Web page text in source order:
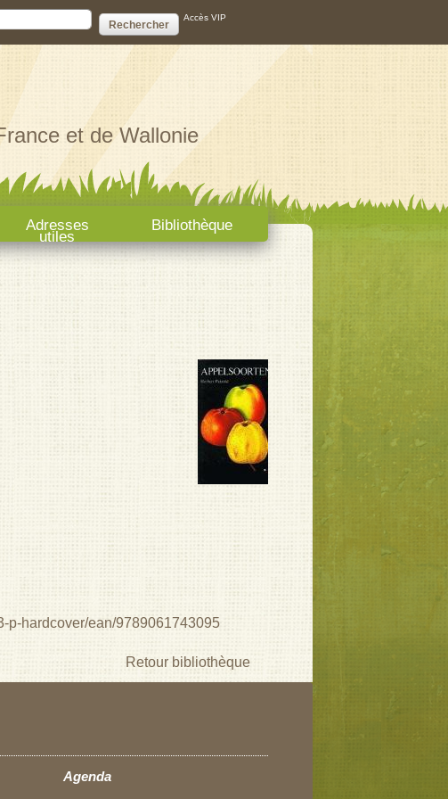
Accès VIP
de recherche
et de Wallonie
Adresses
utiles
Bibliothèque
p-hardcover/ean/9789061743095
Retour bibliothèque
Agenda